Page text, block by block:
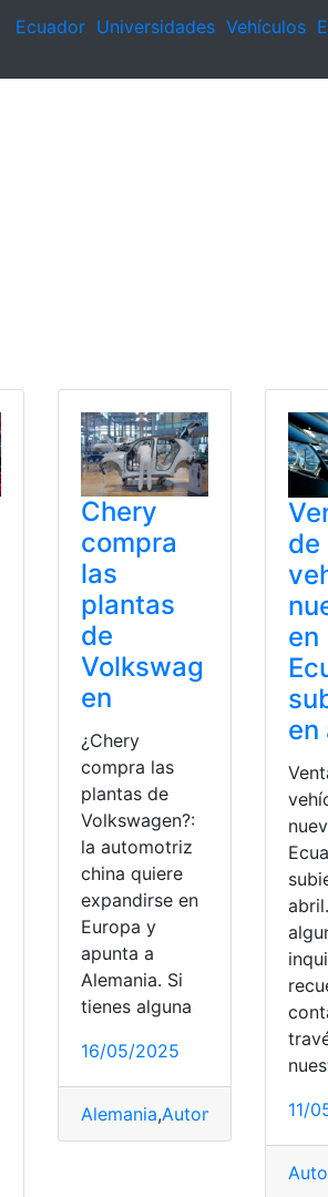
Ecuador Universidades Vehículos
PHEV,Tiggo,Visión
Chery
compra
las
plantas
de
Volkswag
en
¿Chery
compra las
plantas de
Volkswagen?:
la automotriz
china quiere
expandirse en
Europa y
apunta a
Alemania. Si
tienes alguna
16/05/2025
Alemania,Automotriz Chery,
de
en
en
11/